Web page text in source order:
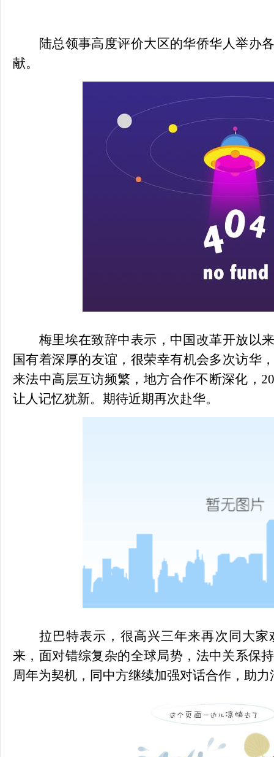
陆总领事高度评价大区的华侨华人举办
献。
梅里埃在致辞中表示，中国改革开放以
国有着深厚的友谊，很荣幸有机会多次访华
来法中高层互访频繁，地方合作不断深化，
让人记忆犹新。期待近期再次赴华。
拉巴特表示，很高兴三年来再次同大
来，面对错综复杂的全球局势，法中关系保
周年为契机，同中方继续加强对话合作，助